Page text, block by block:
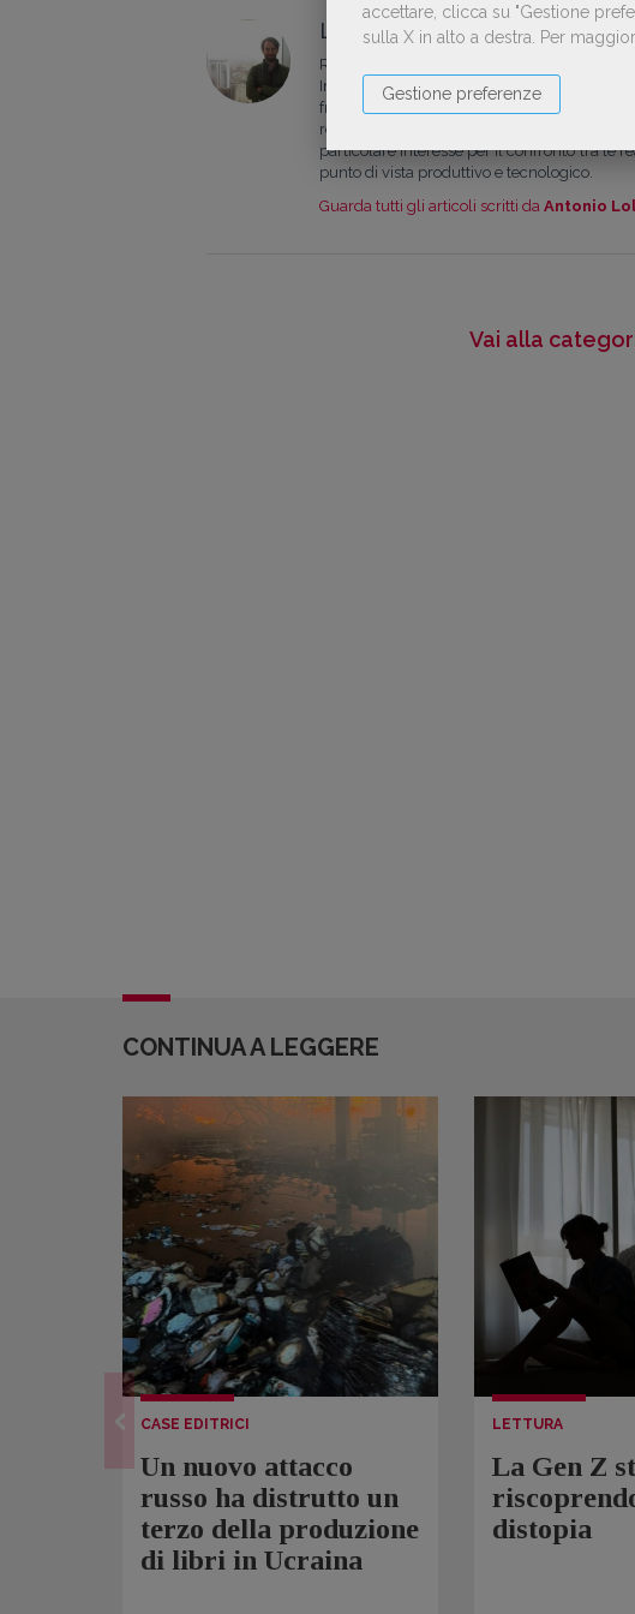
accettare, clicca su "Gestione
sulla X in alto a destra.
Per
Gestione preferenze
L'autore: Antonio Lolli
Redattore scientifico iscritto all'ordine
Ingegneria e l’esperienza di ricerca in
frequentato il master in editoria
redazione del Giornale della libreria.
particolare interesse per il confronto tra le
punto di vista produttivo e tecnologico.
Guarda tutti gli articoli scritti da Antonio
Vai alla
CONTINUA A LEGGERE
CASE EDITRICI
Un nuovo attacco
russo ha distrutto un
terzo della produzione
di libri in Ucraina
LETTURA
La Gen Z
distopia